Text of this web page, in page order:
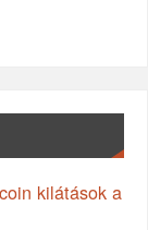
kilátások a